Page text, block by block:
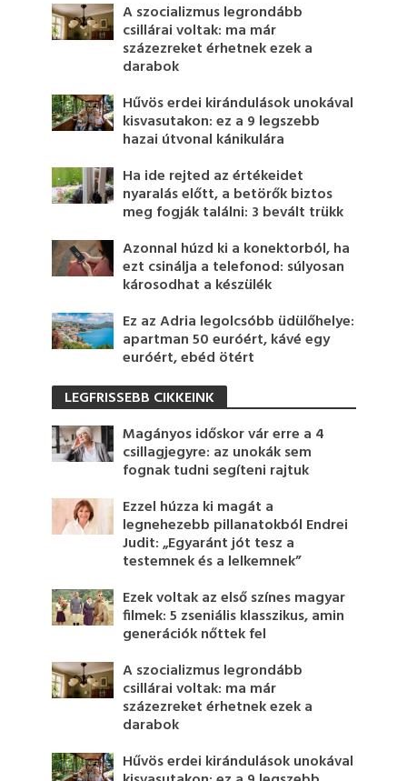
A szocializmus legrondább
csillárai voltak: ma már
százezreket érhetnek ezek a
darabok
Hűvös erdei kirándulások unokával
kisvasutakon: ez a 9 legszebb
hazai útvonal kánikulára
Ha ide rejted az értékeidet
nyaralás előtt, a betörők biztos
meg fogják találni: 3 bevált trükk
Azonnal húzd ki a konektorból, ha
ezt csinálja a telefonod: súlyosan
károsodhat a készülék
Ez az Adria legolcsóbb üdülőhelye:
apartman 50 euróért, kávé egy
euróért, ebéd ötért
LEGFRISSEBB CIKKEINK
Magányos időskor vár erre a 4
csillagjegyre: az unokák sem
fognak tudni segíteni rajtuk
Ezzel húzza ki magát a
legnehezebb pillanatokból Endrei
Judit: „Egyaránt jót tesz a
testemnek és a lelkemnek”
Ezek voltak az első színes magyar
filmek: 5 zseniális klasszikus, amin
generációk nőttek fel
A szocializmus legrondább
csillárai voltak: ma már
százezreket érhetnek ezek a
darabok
Hűvös erdei kirándulások unokával